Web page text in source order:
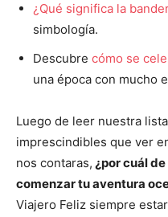
¿Qué significa la
simbología.
Descubre cómo se
una época con mucho
Luego de leer nuestra
imprescindibles que ver
nos contaras, ¿por cuál
comenzar tu aventura
Viajero Feliz siempre